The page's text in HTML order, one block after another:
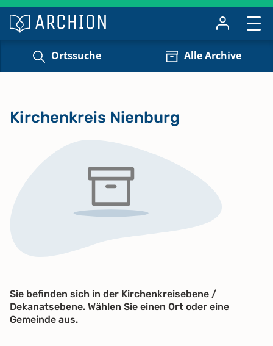
Ortssuche Alle Archive
Kirchenkreis Nienburg
Sie befinden sich in der Kirchenkreisebene /
Dekanatsebene. Wählen Sie einen Ort oder eine
Gemeinde aus.